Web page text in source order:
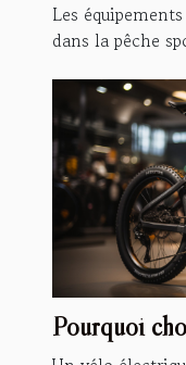
Les
dans la pêche
Pourquoi